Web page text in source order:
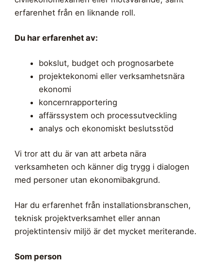
erfarenhet från en liknande roll.
Du har erfarenhet av:
bokslut, budget och prognosarbete
projektekonomi eller verksamhetsnära
ekonomi
koncernrapportering
affärssystem och processutveckling
analys och ekonomiskt beslutsstöd
Vi tror att du är van att arbeta nära
verksamheten och känner dig trygg i dialogen
med personer utan ekonomibakgrund.
Har du erfarenhet från installationsbranschen,
teknisk projektverksamhet eller annan
projektintensiv miljö är det mycket meriterande.
Som person